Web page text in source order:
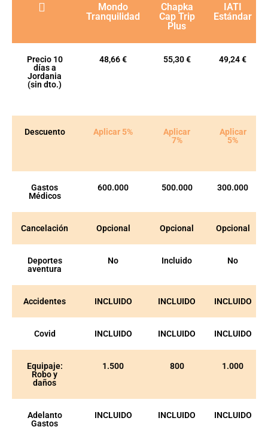
Mondo
Tranquilidad
Chapka
Cap Trip
Plus
IATI
Estándar
Precio 10
días a
Jordania
(sin dto.)
48,66 € 55,30 € 49,24 €
Descuento Aplicar 5%
Aplicar
7%
Aplicar
5%
Gastos
Médicos
600.000 500.000 300.000
Cancelación Opcional Opcional Opcional
Deportes
aventura
No Incluido No
Accidentes INCLUIDO INCLUIDO INCLUIDO
Covid INCLUIDO INCLUIDO INCLUIDO
Equipaje:
Robo y
daños
1.500 800 1.000
Adelanto
Gastos
INCLUIDO INCLUIDO INCLUIDO